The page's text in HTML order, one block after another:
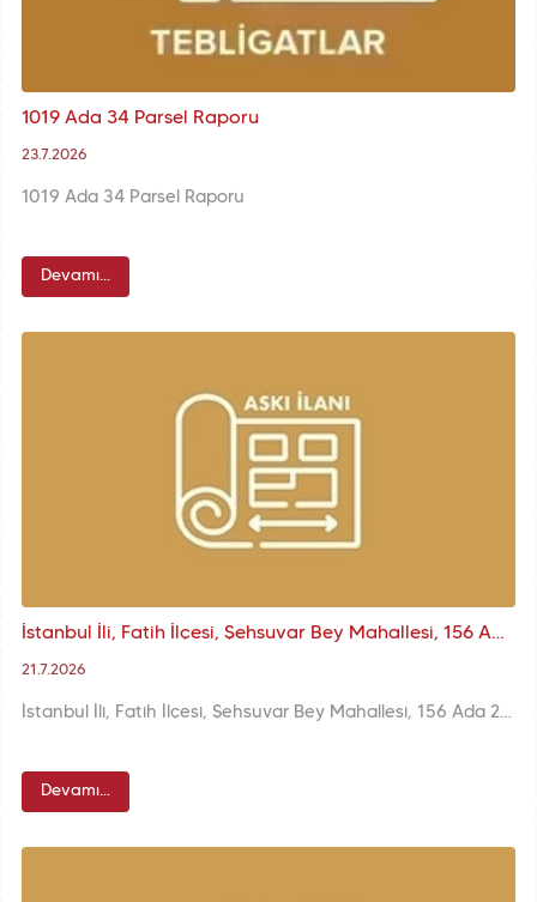
1019 Ada 34 Parsel Raporu
23.7.2026
1019 Ada 34 Parsel Raporu
Devamı...
İstanbul İli, Fatih İlçesi, Şehsuvar Bey Mahallesi, 156 Ada 28 Parsele İlişkin KUİP-341105778 Plan İşlem Numaralı 1/1000 ölçekli K.A.U.İ.P. Askı İlanı
21.7.2026
İstanbul İli, Fatih İlçesi, Şehsuvar Bey Mahallesi, 156 Ada 28 Parsele İlişkin KUİP-341105778 Plan İşlem Numaralı 1/1000 ölçekli K.A.U.İ.P. Değişikliği
Devamı...